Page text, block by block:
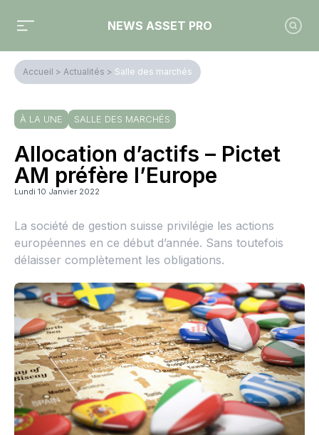
NEWS ASSET PRO
Accueil > Actualités > Salle des marchés
À LA UNE SALLE DES MARCHÉS
Allocation d’actifs – Pictet
AM préfère l’Europe
Lundi 10 Janvier 2022
La société de gestion suisse privilégie les actions
européennes en ce début d’année. Sans toutefois
délaisser complètement les obligations.